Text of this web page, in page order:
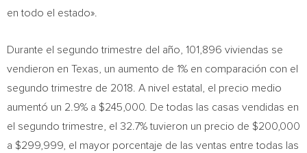
en todo el estado».
Durante el segundo trimestre del año, 101,896 viviendas se
vendieron en Texas , un aumento de 1% en comparación con el
segundo trimestre de 2018. A nivel estatal, el precio medio
aumentó un 2.9% a $245,000 . De todas las casas vendidas en
el segundo trimestre, el 32.7% tuvieron un precio de $200,000
a $299,999 , el mayor porcentaje de las ventas entre todas las